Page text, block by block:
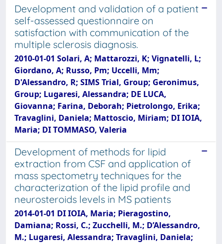
Development and validation of a patient
self-assessed questionnaire on
satisfaction with communication of the
multiple sclerosis diagnosis.
2010-01-01 Solari, A; Mattarozzi, K; Vignatelli, L;
Giordano, A; Russo, Pm; Uccelli, Mm;
D'Alessandro, R; SIMS Trial, Group; Geronimus,
Group; Lugaresi, Alessandra; DE LUCA,
Giovanna; Farina, Deborah; Pietrolongo, Erika;
Travaglini, Daniela; Mattoscio, Miriam; DI IOIA,
Maria; DI TOMMASO, Valeria
Development of methods for lipid
extraction from CSF and application of
mass spectometry techniques for the
characterization of the lipid profile and
neurosteroids levels in MS patients
2014-01-01 DI IOIA, Maria; Pieragostino,
Damiana; Rossi, C.; Zucchelli, M.; D’Alessandro,
M.; Lugaresi, Alessandra; Travaglini, Daniela;